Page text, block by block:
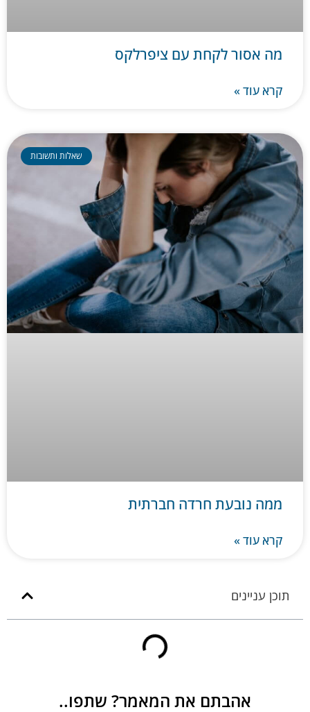
מה אסור לקחת עם ציפרלקס
קרא עוד »
שאלות ותשובות
ממה נובעת חרדה חברתית
קרא עוד »
תוכן עניינים
אהבתם את המאמר? שתפו..